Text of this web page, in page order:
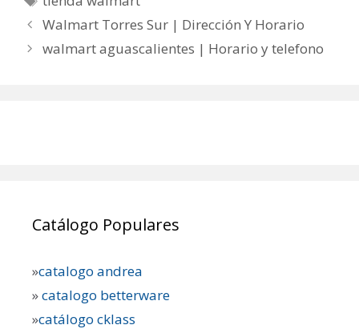
Walmart Torres Sur | Dirección Y Horario
walmart aguascalientes | Horario y telefono
Catálogo Populares
»catalogo andrea
»catalogo betterware
»catálogo cklass